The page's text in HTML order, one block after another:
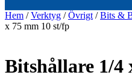
Hem /Verktyg /Övrigt /Bits &
x 75 mm 10 st/fp
Bitshållare 1/4